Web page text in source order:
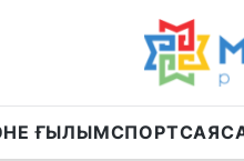
ҒЫЛЫМСПОРТ